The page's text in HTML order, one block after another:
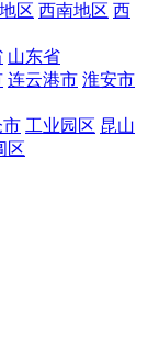
区 西南地区 西
山东省
连云港市 淮安市
市 工业园区 昆山
区